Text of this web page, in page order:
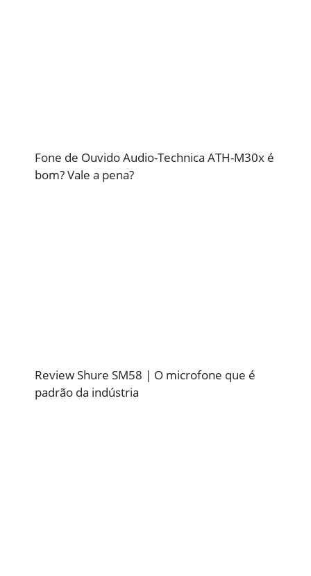
Fone de Ouvido Audio-Technica ATH-M30x é
bom? Vale a pena?
Review Shure SM58 | O microfone que é
padrão da indústria